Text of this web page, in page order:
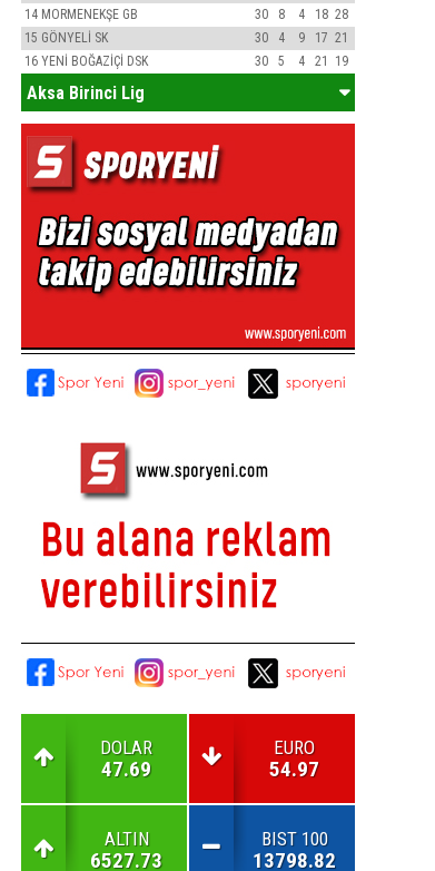
14 MORMENEKŞE GB 30 8 4 18 28
15 GÖNYELİ SK 30 4 9 17 21
16 YENİ BOĞAZİÇİ DSK 30 5 4 21 19
Aksa Birinci Lig
DOLAR
47.69
EURO
54.97
ALTIN
6527.73
BIST 100
13798.82